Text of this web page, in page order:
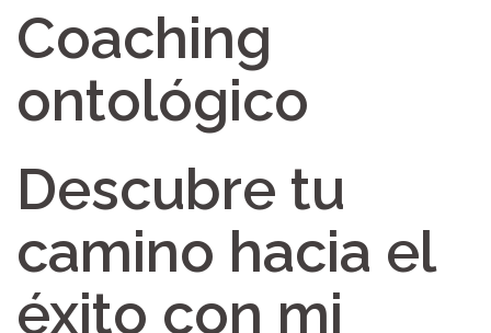
Coaching
ontológico
Descubre tu
camino hacia el
éxito con mi